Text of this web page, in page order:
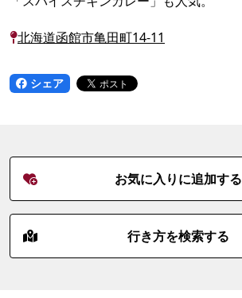
北海道函館市亀田町14-11
シェア
お気に入りに追加する
行き方を検索する